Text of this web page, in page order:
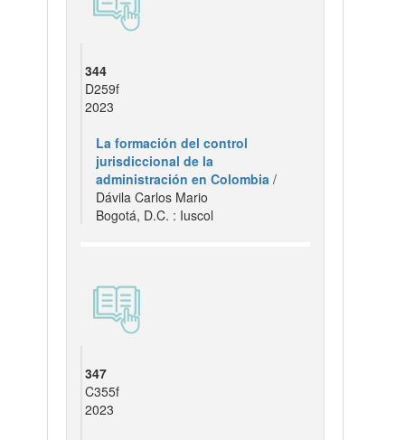
344
D259f
2023
La formación del control
jurisdiccional de la
administración en Colombia /
Dávila Carlos Mario
Bogotá, D.C. : Iuscol
347
C355f
2023